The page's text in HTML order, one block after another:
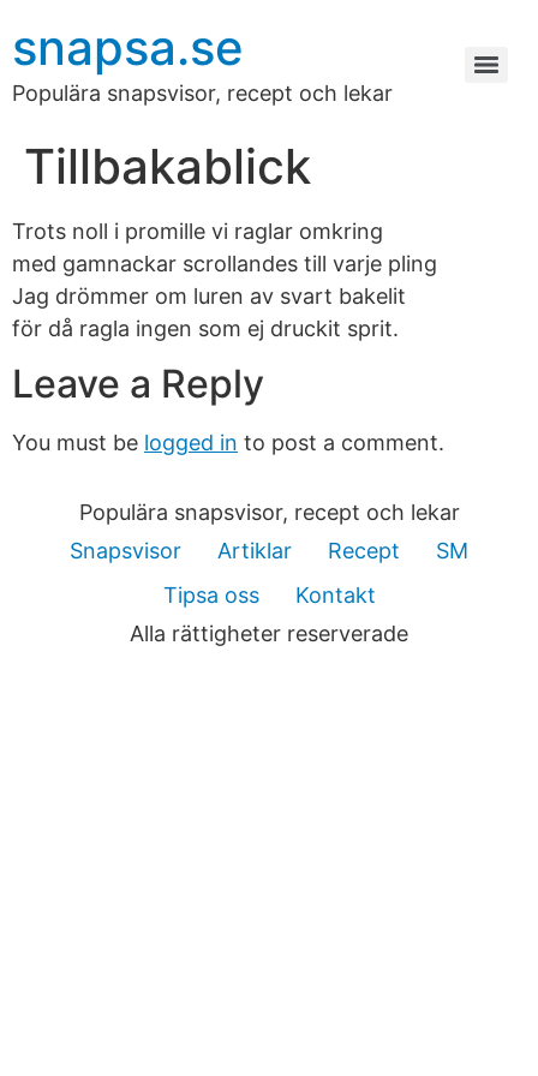
snapsa.se
Populära snapsvisor, recept och lekar
Tillbakablick
Trots noll i promille vi raglar omkring
med gamnackar scrollandes till varje pling
Jag drömmer om luren av svart bakelit
för då ragla ingen som ej druckit sprit.
Leave a Reply
You must be logged in to post a comment.
Populära snapsvisor, recept och lekar
Snapsvisor
Artiklar Recept
SM
Tipsa oss
Kontakt
Alla rättigheter reserverade